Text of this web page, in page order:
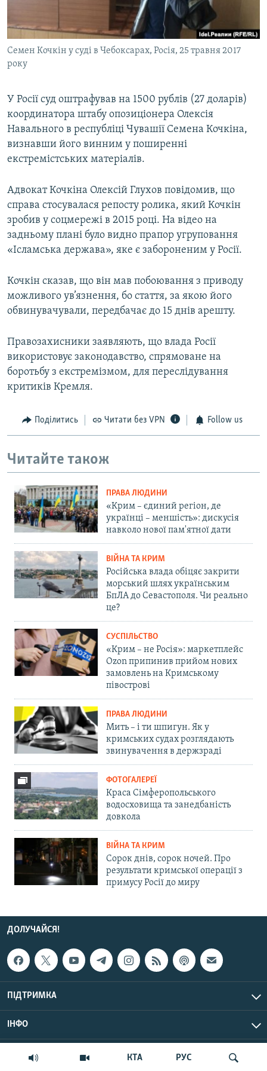
СВІДЧЕННЯ ОКУПАЦІЇ
УКРАЇНСЬКА ПРОБЛЕМА КРИМУ
Русский
Qırımtatar
Усі сайти RFE/RL
КТА РУС
Семен Кочкін у суді в Чебоксарах, Росія, 25 травня 2017
року
У Росії суд оштрафував на 1500 рублів (27 доларів)
координатора штабу опозиціонера Олексія
Навального в республіці Чувашії Семена Кочкіна,
визнавши його винним у поширенні
екстремістських матеріалів.
Адвокат Кочкіна Олексій Глухов повідомив, що
справа стосувалася репосту ролика, який Кочкін
зробив у соцмережі в 2015 році. На відео на
задньому плані було видно прапор угруповання
«Ісламська держава», яке є забороненим у Росії.
Кочкін сказав, що він мав побоювання з приводу
можливого ув’язнення, бо стаття, за якою його
обвинувачували, передбачає до 15 днів арешту.
Правозахисники заявляють, що влада Росії
використовує законодавство, спрямоване на
боротьбу з екстремізмом, для переслідування
критиків Кремля.
Поділитись Читати без VPN Follow us
Читайте також
ПРАВА ЛЮДИНИ
«Крим – єдиний регіон, де
українці – меншість»: дискусія
навколо нової пам'ятної дати
ВІЙНА ТА КРИМ
Російська влада обіцяє закрити
морський шлях українським
БпЛА до Севастополя. Чи реально
це?
СУСПІЛЬСТВО
«Крим – не Росія»: маркетплейс
Ozon припинив прийом нових
замовлень на Кримському
півострові
ПРАВА ЛЮДИНИ
Мить – і ти шпигун. Як у
кримських судах розглядають
звинувачення в держзраді
ФОТОГАЛЕРЕЇ
Краса Сімферопольського
водосховища та занедбаність
довкола
ВІЙНА ТА КРИМ
Сорок днів, сорок ночей. Про
результати кримської операції з
примусу Росії до миру
ДОЛУЧАЙСЯ!
ПІДТРИМКА
ІНФО
© Крим.Реалії, 2026 | Усі права застережено.